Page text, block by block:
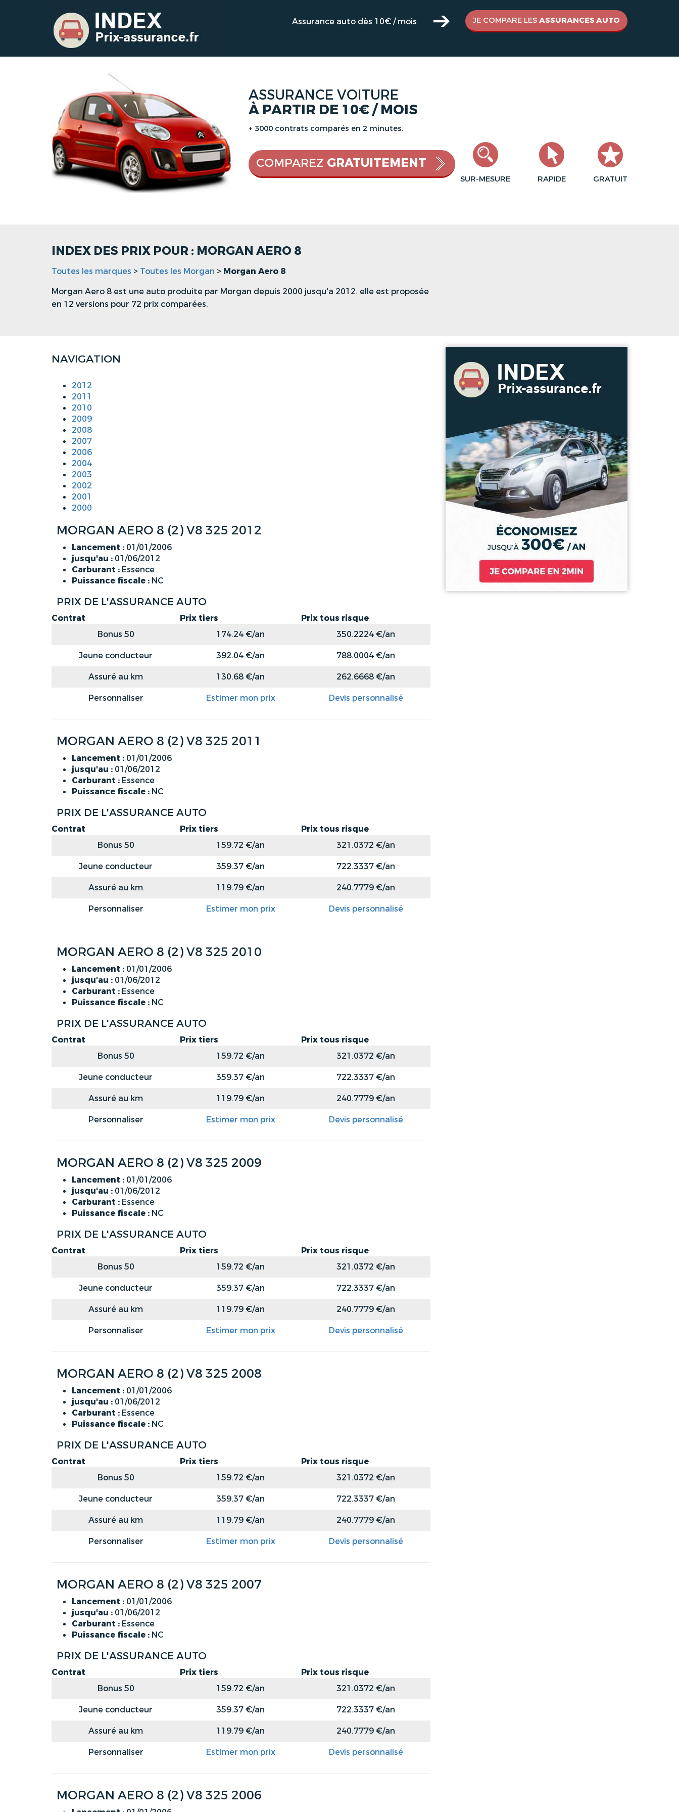
Assurance auto dès 10€ / mois JE COMPARE LES ASSURANCES AUTO
ASSURANCE VOITURE
À PARTIR DE 10€ / MOIS
+ 3000 contrats comparés en 2 minutes.
SUR-MESURE RAPIDE GRATUIT
COMPAREZ GRATUITEMENT
INDEX DES PRIX POUR : MORGAN AERO 8
Toutes les marques > Toutes les Morgan > Morgan Aero 8
Morgan Aero 8 est une auto produite par Morgan depuis 2000 jusqu'a 2012. elle est proposée
en 12 versions pour 72 prix comparées.
NAVIGATION
2012
2011
2010
2009
2008
2007
2006
2004
2003
2002
2001
2000
MORGAN AERO 8 (2) V8 325 2012
Lancement : 01/01/2006
jusqu'au : 01/06/2012
Carburant : Essence
Puissance fiscale : NC
PRIX DE L'ASSURANCE AUTO
Contrat Prix tiers
Prix tous risque
Bonus 50
174.24 €/an
350.2224 €/an
Jeune conducteur
392.04 €/an
788.0004 €/an
Assuré au km
130.68 €/an
262.6668 €/an
Personnaliser
Estimer mon prix Devis personnalisé
MORGAN AERO 8 (2) V8 325 2011
Lancement : 01/01/2006
jusqu'au : 01/06/2012
Carburant : Essence
Puissance fiscale : NC
PRIX DE L'ASSURANCE AUTO
Contrat Prix tiers
Prix tous risque
Bonus 50
159.72 €/an
321.0372 €/an
Jeune conducteur
359.37 €/an
722.3337 €/an
Assuré au km
119.79 €/an
240.7779 €/an
Personnaliser
Estimer mon prix Devis personnalisé
MORGAN AERO 8 (2) V8 325 2010
Lancement : 01/01/2006
jusqu'au : 01/06/2012
Carburant : Essence
Puissance fiscale : NC
PRIX DE L'ASSURANCE AUTO
Contrat Prix tiers
Prix tous risque
Bonus 50
159.72 €/an
321.0372 €/an
Jeune conducteur
359.37 €/an
722.3337 €/an
Assuré au km
119.79 €/an
240.7779 €/an
Personnaliser
Estimer mon prix Devis personnalisé
MORGAN AERO 8 (2) V8 325 2009
Lancement : 01/01/2006
jusqu'au : 01/06/2012
Carburant : Essence
Puissance fiscale : NC
PRIX DE L'ASSURANCE AUTO
Contrat Prix tiers
Prix tous risque
Bonus 50
159.72 €/an
321.0372 €/an
Jeune conducteur
359.37 €/an
722.3337 €/an
Assuré au km
119.79 €/an
240.7779 €/an
Personnaliser
Estimer mon prix Devis personnalisé
MORGAN AERO 8 (2) V8 325 2008
Lancement : 01/01/2006
jusqu'au : 01/06/2012
Carburant : Essence
Puissance fiscale : NC
PRIX DE L'ASSURANCE AUTO
Contrat Prix tiers
Prix tous risque
Bonus 50
159.72 €/an
321.0372 €/an
Jeune conducteur
359.37 €/an
722.3337 €/an
Assuré au km
119.79 €/an
240.7779 €/an
Personnaliser
Estimer mon prix Devis personnalisé
MORGAN AERO 8 (2) V8 325 2007
Lancement : 01/01/2006
jusqu'au : 01/06/2012
Carburant : Essence
Puissance fiscale : NC
PRIX DE L'ASSURANCE AUTO
Contrat Prix tiers
Prix tous risque
Bonus 50
159.72 €/an
321.0372 €/an
Jeune conducteur
359.37 €/an
722.3337 €/an
Assuré au km
119.79 €/an
240.7779 €/an
Personnaliser
Estimer mon prix Devis personnalisé
MORGAN AERO 8 (2) V8 325 2006